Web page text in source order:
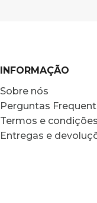
INFORMAÇÃO
Sobre nós
Perguntas
Termos e condições
Entregas e